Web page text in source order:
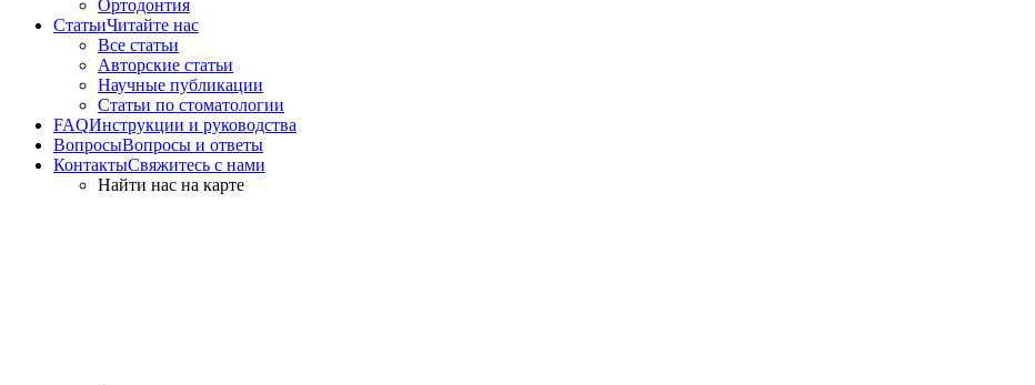
Ортодонтия
СтатьиЧитайте нас
Все статьи
Авторские статьи
Научные публикации
Статьи по стоматологии
FAQИнструкции и руководства
ВопросыВопросы и ответы
КонтактыСвяжитесь с нами
Найти нас на карте